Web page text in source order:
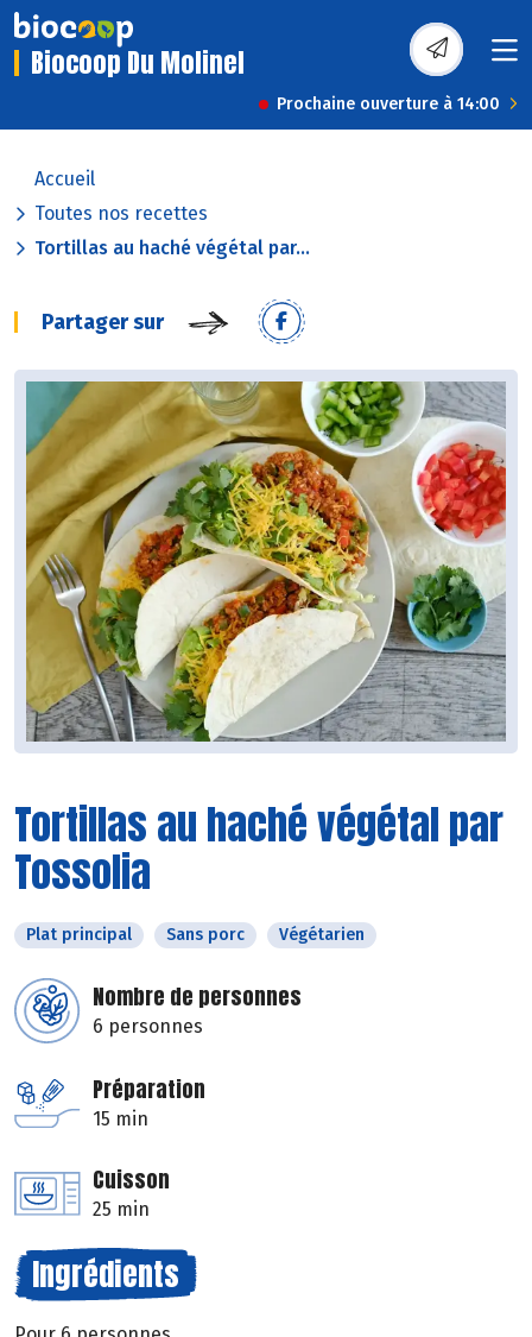
Biocoop Du Molinel
Prochaine ouverture à 14:00
Accueil
Toutes nos recettes
Tortillas au haché végétal par...
Partager sur
Tortillas au haché végétal par
Tossolia
Plat principal Sans porc Végétarien
Nombre de personnes
6 personnes
Préparation
15 min
Cuisson
25 min
Ingrédients